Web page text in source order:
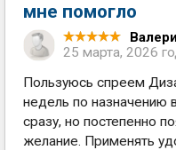
мне помогло
25 марта, 2026
Пользуюсь спреем
недель по назначению
сразу, но постепенно
желание. Применять